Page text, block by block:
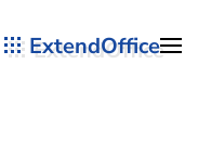
ExtendOffice